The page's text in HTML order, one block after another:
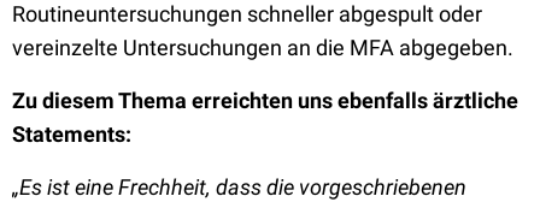
Routineuntersuchungen schneller abgespult oder
vereinzelte Untersuchungen an die MFA abgegeben.
Zu diesem Thema erreichten uns ebenfalls ärztliche
Statements:
„Es ist eine Frechheit, dass die vorgeschriebenen